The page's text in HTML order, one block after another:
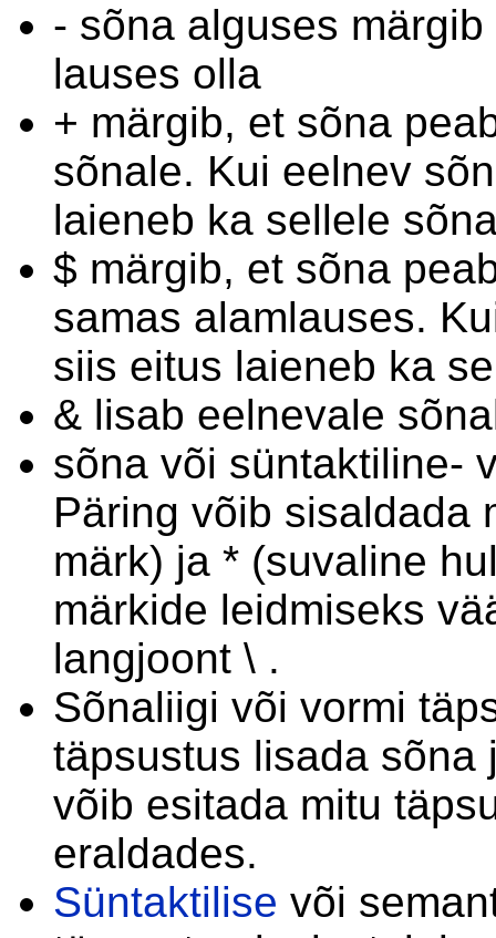
- sõna alguses
lauses olla
+ märgib, et sõna
sõnale. Kui eelnev
laieneb ka sellele
$ märgib, et sõna
samas alamlauses.
siis eitus laieneb ka
& lisab eelnevale
sõna või süntaktiline-
Päring võib sisaldada
märk) ja * (suvaline
märkide leidmiseks
langjoont \ .
Sõnaliigi või vormi
täpsustus lisada sõna
võib esitada mitu
eraldades.
Süntaktilise või